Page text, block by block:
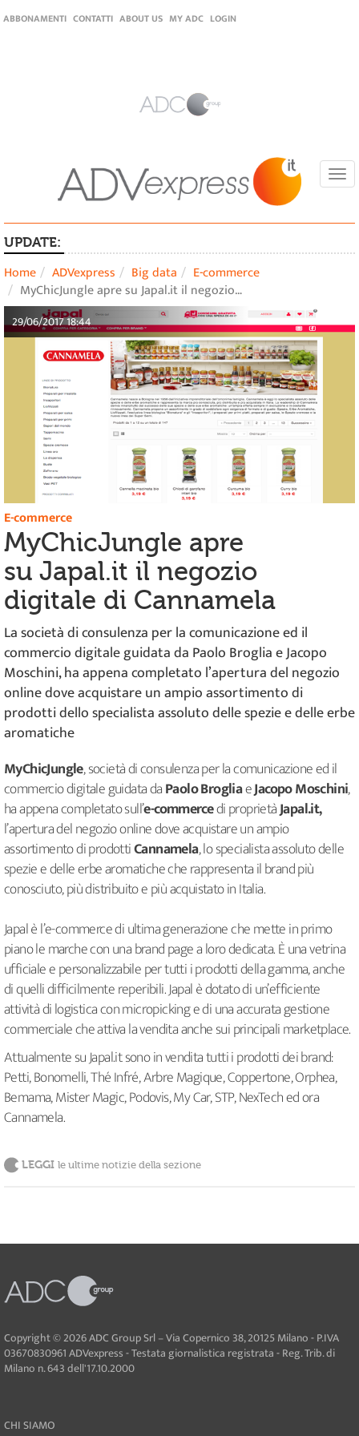
ABBONAMENTI CONTATTI ABOUT US MY ADC LOGIN
UPDATE:
Home ADVexpress Big data
E-commerce
MyChicJungle apre su Japal.it il negozio…
29/06/2017 18:44
E-commerce
MyChicJungle apre
su Japal.it il negozio
digitale di Cannamela
La società di consulenza per la comunicazione ed il
commercio digitale guidata da Paolo Broglia e Jacopo
Moschini, ha appena completato l’apertura del negozio
online dove acquistare un ampio assortimento di
prodotti dello specialista assoluto delle spezie e delle erbe
aromatiche
MyChicJungle, società di consulenza per la comunicazione ed il
commercio digitale guidata daPaolo BrogliaeJacopo Moschini,
ha appena completato sull’e-commercedi proprietàJapal.it,
l’apertura del negozio online dove acquistare un ampio
assortimento di prodottiCannamela, lo specialista assoluto delle
spezie e delle erbe aromatiche che rappresenta il brand più
conosciuto, più distribuito e più acquistato in Italia.
Japal è l’e-commerce di ultima generazione che mette in primo
piano le marche con una brand page a loro dedicata. È una vetrina
ufficiale e personalizzabile per tutti i prodotti della gamma, anche
di quelli difficilmente reperibili.Japal è dotato di un’efficiente
attività di logistica con micropicking e di una accurata gestione
commerciale che attiva la vendita anche sui principali marketplace.
Attualmente su Japal.it sono in vendita tutti i prodotti dei brand:
Petti, Bonomelli, Thé Infré, Arbre Magique, Coppertone, Orphea,
Bemama, Mister Magic, Podovis, My Car, STP, NexTech ed ora
Cannamela.
LEGGI le ultime notizie della sezione
Copyright © 2026 ADC Group Srl – Via Copernico 38, 20125 Milano - P.IVA
03670830961 ADVexpress - Testata giornalistica registrata - Reg. Trib. di
Milano n. 643 dell'17.10.2000
CHI SIAMO